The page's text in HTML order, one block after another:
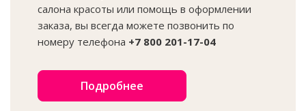
салона красоты или помощь в оформлении
заказа, вы всегда можете позвонить по
номеру телефона +7 800 201-17-04
Подробнее